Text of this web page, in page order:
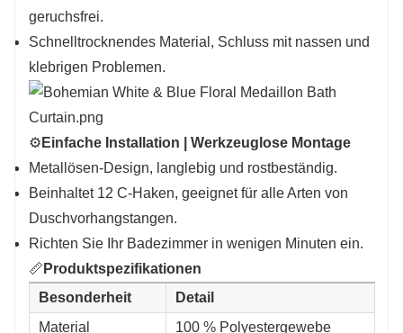
unsere offizielle Website für weitere
Informationen oder kontaktieren Sie
uns direkt per E-
Mail:salesvip@jnjiahe.com
geruchsfrei.
Schnelltrocknendes Material, Schluss mit nassen und
klebrigen Problemen.
⚙️ Einfache Installation | Werkzeuglose Montage
Metallösen-Design, langlebig und rostbeständig.
Beinhaltet 12 C-Haken, geeignet für alle Arten von
Duschvorhangstangen.
Richten Sie Ihr Badezimmer in wenigen Minuten ein.
📏 Produktspezifikationen
Besonderheit
Detail
Material
100 % Polyestergewebe